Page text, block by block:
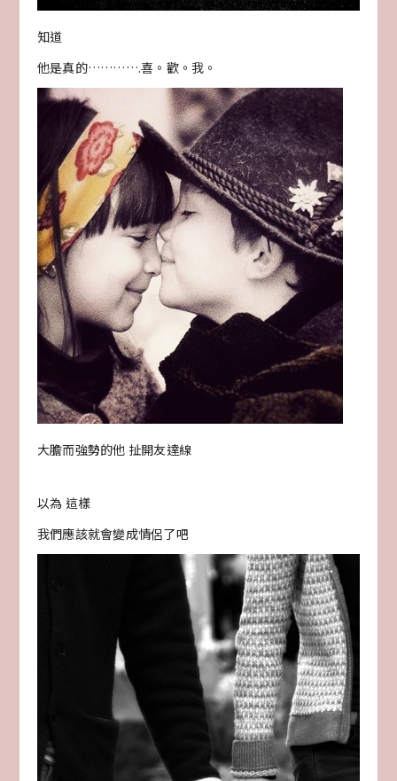
知道
他是真的………….喜。歡。我。
大膽而強勢的他 扯開友達線
以為 這樣
我們應該就會變成情侶了吧